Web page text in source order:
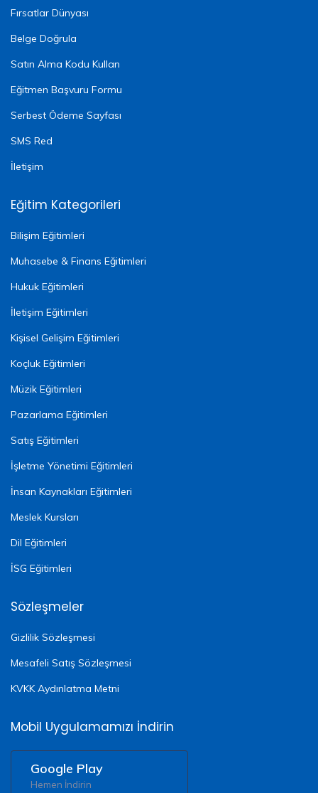
Fırsatlar Dünyası
Belge Doğrula
Satın Alma Kodu Kullan
Eğitmen Başvuru Formu
Serbest Ödeme Sayfası
SMS Red
İletişim
Eğitim Kategorileri
Bilişim Eğitimleri
Muhasebe & Finans Eğitimleri
Hukuk Eğitimleri
İletişim Eğitimleri
Kişisel Gelişim Eğitimleri
Koçluk Eğitimleri
Müzik Eğitimleri
Pazarlama Eğitimleri
Satış Eğitimleri
İşletme Yönetimi Eğitimleri
İnsan Kaynakları Eğitimleri
Meslek Kursları
Dil Eğitimleri
İSG Eğitimleri
Sözleşmeler
Gizlilik Sözleşmesi
Mesafeli Satış Sözleşmesi
KVKK Aydınlatma Metni
Mobil Uygulamamızı İndirin
Google Play
Hemen İndirin